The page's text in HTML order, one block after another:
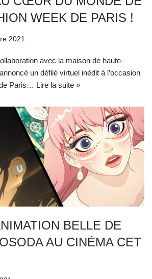
WEEK DE PARIS !
2021
avec la maison de haute-
un défilé virtuel inédit à l’occasion
Paris… Lire la suite »
BELLE DE
AU CINÉMA CET